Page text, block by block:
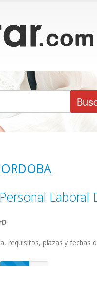
requisitos, plazas y fechas